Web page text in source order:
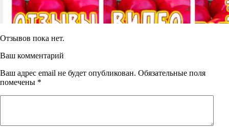
Отзывов пока нет.
Ваш комментарий
Ваш адрес email не будет опубликован. Обязательные поля
помечены *